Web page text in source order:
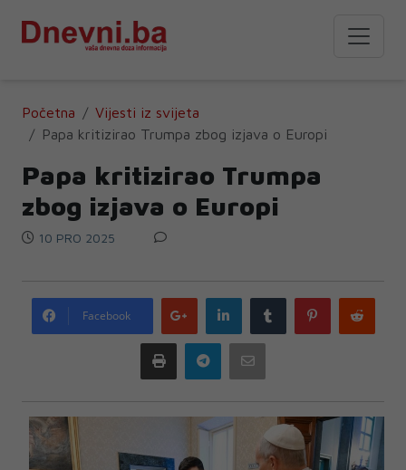
Početna
Vijesti iz svijeta
Papa kritizirao Trumpa zbog izjava o Europi
Papa kritizirao Trumpa
zbog izjava o Europi
10 PRO 2025
Facebook
Google
plus
LinkedIn Tumblr Pinterest
Print Telegram